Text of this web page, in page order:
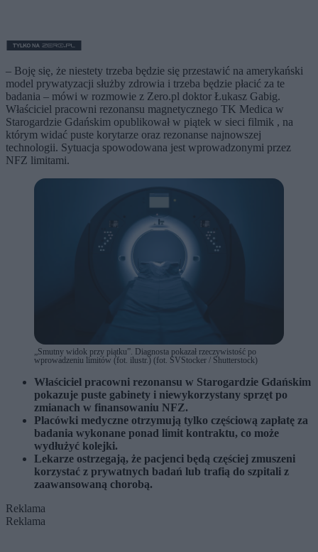
– Boję się, że niestety trzeba będzie się przestawić na amerykański
model prywatyzacji służby zdrowia i trzeba będzie płacić za te
badania – mówi w rozmowie z Zero.pl doktor Łukasz Gabig.
Właściciel pracowni rezonansu magnetycznego TK Medica w
Starogardzie Gdańskim opublikował w piątek w sieci filmik , na
którym widać puste korytarze oraz rezonanse najnowszej
technologii. Sytuacja spowodowana jest wprowadzonymi przez
NFZ limitami.
„Smutny widok przy piątku”. Diagnosta pokazał rzeczywistość po
wprowadzeniu limitów (fot. ilustr.) (fot. SVStocker / Shutterstock)
Właściciel pracowni rezonansu w Starogardzie Gdańskim
pokazuje puste gabinety i niewykorzystany sprzęt po
zmianach w finansowaniu NFZ.
Placówki medyczne otrzymują tylko częściową zapłatę za
badania wykonane ponad limit kontraktu, co może
wydłużyć kolejki.
Lekarze ostrzegają, że pacjenci będą częściej zmuszeni
korzystać z prywatnych badań lub trafią do szpitali z
zaawansowaną chorobą.
Reklama
Reklama